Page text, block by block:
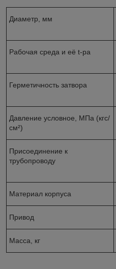
Диаметр, мм
Рабочая среда и её t-ра
Герметичность затвора
Давление условное, МПа (кгс/
см²)
Присоединение к
трубопроводу
Материал корпуса
Привод
Масса, кг